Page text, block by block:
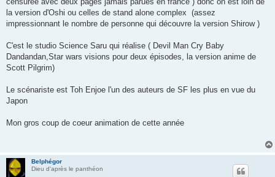
la version d'Oshi ou celles de stand alone complex (assez
impressionnant le nombre de personne qui découvre la version Shirow )
C'est le studio Science Saru qui réalise ( Devil Man Cry Baby
Dandandan,Star wars visions pour deux épisodes, la version anime de
Scott Pilgrim)
Le scénariste est Toh Enjoe l'un des auteurs de SF les plus en vue du
Japon
Mon gros coup de coeur animation de cette année
Belphégor
Dieu d'après le panthéon